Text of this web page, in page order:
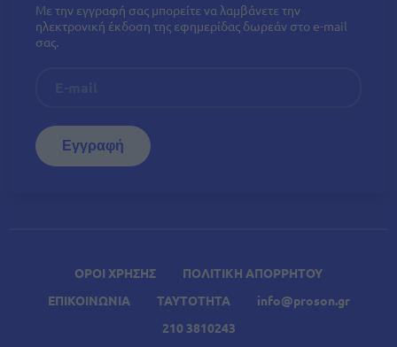
ΟΡΟΙ ΧΡΗΣΗΣ
ΠΟΛΙΤΙΚΗ ΑΠΟΡΡΗΤΟΥ
ΕΠΙΚΟΙΝΩΝΙΑ
ΤΑΥΤΟΤΗΤΑ
info@proson.gr
210 3810243
Με την εγγραφή σας μπορείτε να λαμβάνετε την
ηλεκτρονική έκδοση της εφημερίδας δωρεάν στο e-mail
σας.